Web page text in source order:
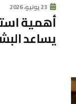
23 يونيو، 2026
أهمية
يساعد